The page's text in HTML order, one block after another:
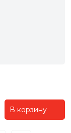
В корзину